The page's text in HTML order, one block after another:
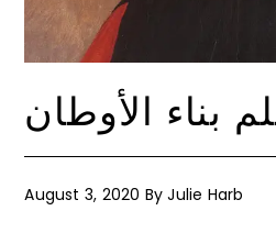
بناء الأوطان
August 3, 2020 ByJulie Harb